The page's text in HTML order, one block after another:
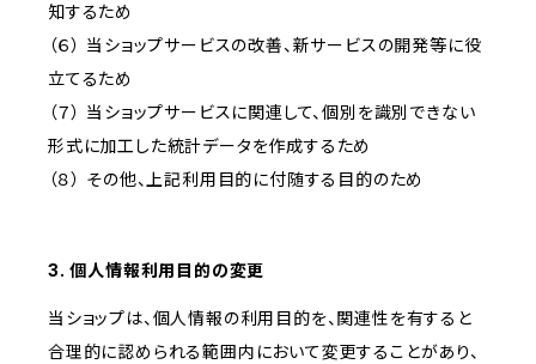
知するため
（６） 当ショップサービスの改善、新サービスの開発等に役
立てるため
（７） 当ショップサービスに関連して、個別を識別できない
形式に加工した統計データを作成するため
（８） その他、上記利用目的に付随する目的のため
3. 個人情報利用目的の変更
当ショップは、個人情報の利用目的を、関連性を有すると
合理的に認められる範囲内において変更することがあり、